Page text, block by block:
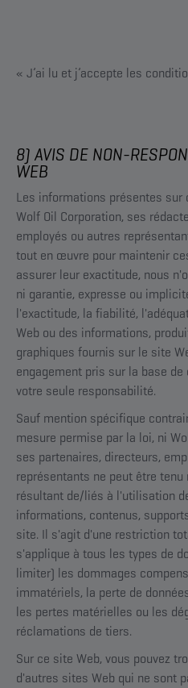
« J’ai lu et j’accepte les
8) AVIS DE NON-
WEB
Les informations présentes
Wolf Oil Corporation, ses
employés ou autres
tout en œuvre pour maintenir
assurer leur exactitude, nous
ni garantie, expresse ou
l'exactitude, la fiabilité,
Web ou des informations,
graphiques fournis sur le site
engagement pris sur la base
votre seule responsabilité.
Sauf mention spécifique
mesure permise par la loi, ni
ses partenaires, directeurs,
représentants ne peut être
résultant de/liés à l'utilisation
informations, contenus,
site. Il s'agit d'une restriction
s'applique à tous les types de
limiter) les dommages
immatériels, la perte de
les pertes matérielles ou les
réclamations de tiers.
Sur ce site Web, vous pouvez
d'autres sites Web qui ne sont